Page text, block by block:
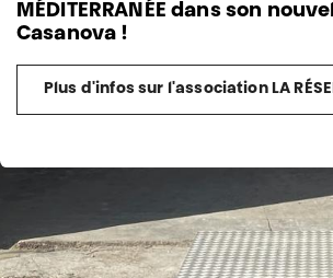
MÉDITERRANÉE dans son
Casanova !
Plus d'infos sur l'association LA